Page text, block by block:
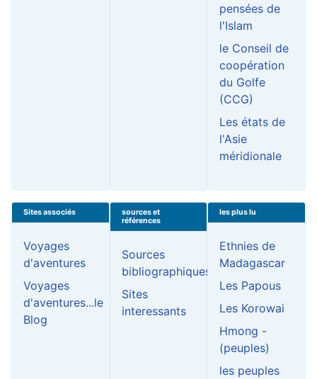
pensées de
l'Islam
le Conseil de
coopération
du Golfe
(CCG)
Les états de
l'Asie
méridionale
Sites associés
Voyages
d'aventures
Voyages
d'aventures...le
Blog
sources et
références
Sources
bibliographiques
Sites
interessants
les plus lu
Ethnies de
Madagascar
Les Papous
Les Korowai
Hmong -
(peuples)
les peuples